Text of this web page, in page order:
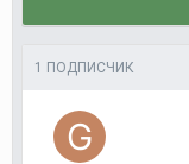
1 ПОДПИСЧИК